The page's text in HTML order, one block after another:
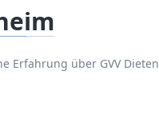
Erfahrung über GVV